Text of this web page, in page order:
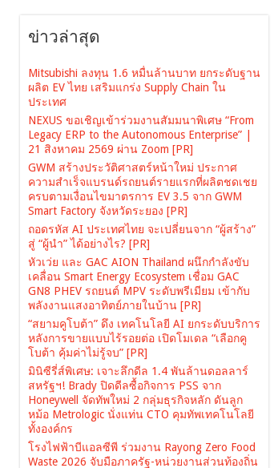
ข่าวล่าสุด
Mitsubishi ลงทุน 1.6 หมื่นล้านบาท ยกระดับฐาน
ผลิต EV ไทย เสริมแกร่ง Supply Chain ใน
ประเทศ
NEXUS ขอเชิญเข้าร่วมงานสัมมนาพิเศษ “From
Legacy ERP to the Autonomous Enterprise” |
21 สิงหาคม 2569 ผ่าน Zoom [PR]
GWM สร้างประวัติศาสตร์หน้าใหม่ ประกาศ
ความสำเร็จแบรนด์รถยนต์รายแรกที่ผลิตชดเชย
ครบตามเงื่อนไขมาตรการ EV 3.5 จาก GWM
Smart Factory จังหวัดระยอง [PR]
ถอดรหัส AI ประเทศไทย จะเปลี่ยนจาก “ผู้สร้าง”
สู่ “ผู้นำ” ได้อย่างไร? [PR]
หัวเว่ย และ GAC AION Thailand ผนึกกำลังขับ
เคลื่อน Smart Energy Ecosystem เชื่อม GAC
GN8 PHEV รถยนต์ MPV ระดับพรีเมียม เข้ากับ
พลังงานแสงอาทิตย์ภายในบ้าน [PR]
“สยามคูโบต้า” ดึง เทคโนโลยี AI ยกระดับบริการ
หลังการขายแบบไร้รอยต่อ เปิดโมเดล “เลือกคู
โบต้า คุ้มค่าไม่รู้จบ” [PR]
มินิซีรี่ส์พิเศษ: เจาะลึกดีล 1.4 พันล้านดอลลาร์
สหรัฐฯ! Brady ปิดดีลซื้อกิจการ PSS จาก
Honeywell จัดทัพใหม่ 2 กลุ่มธุรกิจหลัก ดันลูก
หม้อ Metrologic นั่งแท่น CTO คุมทัพเทคโนโลยี
ทั้งองค์กร
โรงไฟฟ้าบีแอลซีพี ร่วมงาน Rayong Zero Food
Waste 2026 จับมือภาครัฐ-หน่วยงานส่วนท้องถิ่น